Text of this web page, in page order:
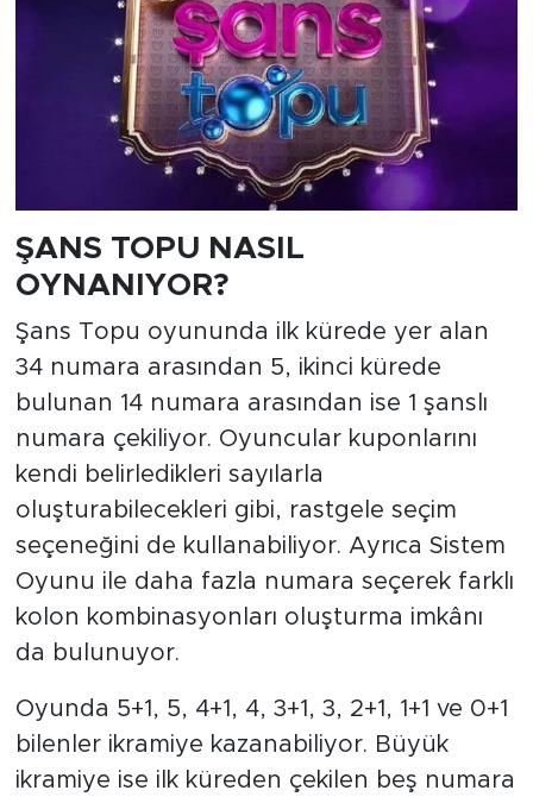
ŞANS TOPU NASIL
OYNANIYOR?
Şans Topu oyununda ilk kürede yer alan
34 numara arasından 5, ikinci kürede
bulunan 14 numara arasından ise 1 şanslı
numara çekiliyor. Oyuncular kuponlarını
kendi belirledikleri sayılarla
oluşturabilecekleri gibi, rastgele seçim
seçeneğini de kullanabiliyor. Ayrıca Sistem
Oyunu ile daha fazla numara seçerek farklı
kolon kombinasyonları oluşturma imkânı
da bulunuyor.
Oyunda 5+1, 5, 4+1, 4, 3+1, 3, 2+1, 1+1 ve 0+1
bilenler ikramiye kazanabiliyor. Büyük
ikramiye ise ilk küreden çekilen beş numara